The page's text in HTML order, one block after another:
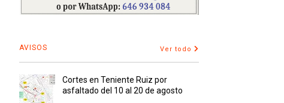
AVISOS Ver todo
Cortes en Teniente Ruiz por
asfaltado del 10 al 20 de agosto